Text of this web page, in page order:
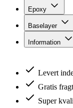
Epoxy
Baselayer
Information
Levert
Gratis
Super